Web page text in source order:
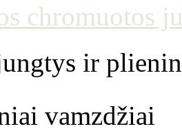
chromuotos
ir
vamzdžiai